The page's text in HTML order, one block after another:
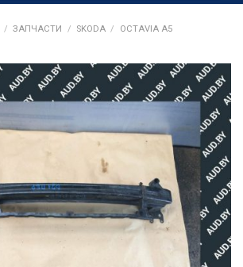
/ ЗАПЧАСТИ / SKODA / OCTAVIA A5